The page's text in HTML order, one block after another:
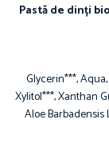
Pastă de dinți
Glycerin***,
Xylitol***, Xanthan
Aloe Barbadensis